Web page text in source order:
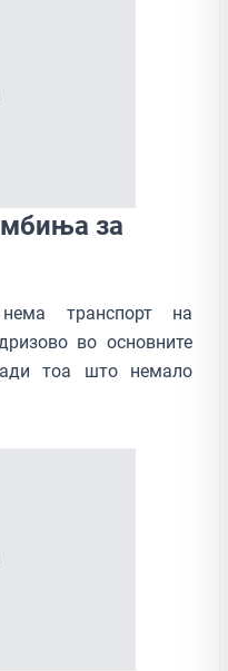
за
транспорт на
во основните
тоа што немало